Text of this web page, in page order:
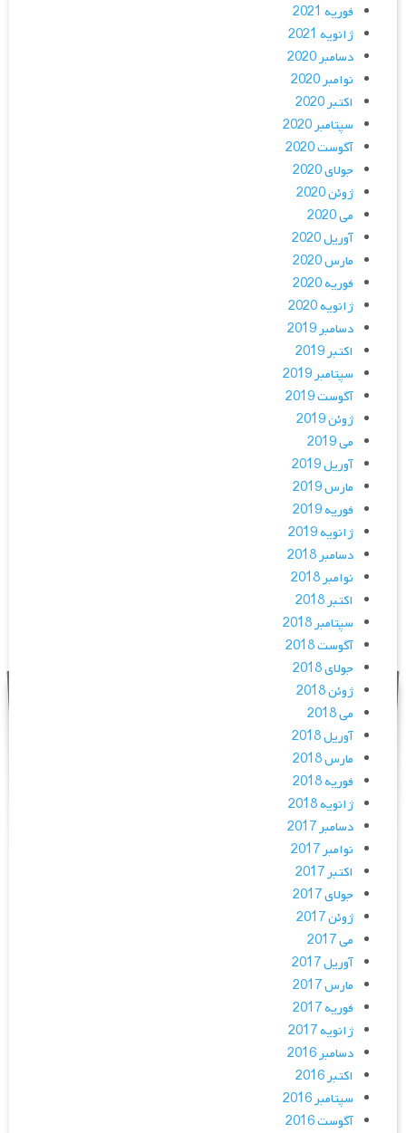
فوریه 2021
ژانویه 2021
دسامبر 2020
نوامبر 2020
اکتبر 2020
سپتامبر 2020
آگوست 2020
جولای 2020
ژوئن 2020
می 2020
آوریل 2020
مارس 2020
فوریه 2020
ژانویه 2020
دسامبر 2019
اکتبر 2019
سپتامبر 2019
آگوست 2019
ژوئن 2019
می 2019
آوریل 2019
مارس 2019
فوریه 2019
ژانویه 2019
دسامبر 2018
نوامبر 2018
اکتبر 2018
سپتامبر 2018
آگوست 2018
جولای 2018
ژوئن 2018
می 2018
آوریل 2018
مارس 2018
فوریه 2018
ژانویه 2018
دسامبر 2017
نوامبر 2017
اکتبر 2017
جولای 2017
ژوئن 2017
می 2017
آوریل 2017
مارس 2017
فوریه 2017
ژانویه 2017
دسامبر 2016
اکتبر 2016
سپتامبر 2016
آگوست 2016